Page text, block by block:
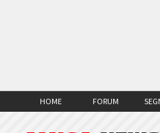
HOME FORUM